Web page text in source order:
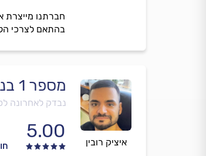
חברתנו מייצרת
בהתאם לצרכי
איציק רובין
מספר 1 בניקיון
נבדק לאחרונה
5.00